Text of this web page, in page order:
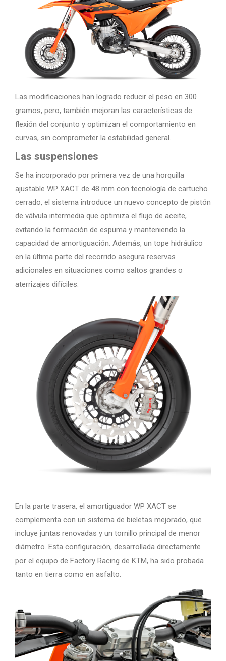
Las modificaciones han logrado reducir el peso en 300
gramos, pero, también mejoran las características de
flexión del conjunto y optimizan el comportamiento en
curvas, sin comprometer la estabilidad general.
Las suspensiones
Se ha incorporado por primera vez de una horquilla
ajustable WP XACT de 48 mm con tecnología de cartucho
cerrado, el sistema introduce un nuevo concepto de pistón
de válvula intermedia que optimiza el flujo de aceite,
evitando la formación de espuma y manteniendo la
capacidad de amortiguación. Además, un tope hidráulico
en la última parte del recorrido asegura reservas
adicionales en situaciones como saltos grandes o
aterrizajes difíciles.
En la parte trasera, el amortiguador WP XACT se
complementa con un sistema de bieletas mejorado, que
incluye juntas renovadas y un tornillo principal de menor
diámetro. Esta configuración, desarrollada directamente
por el equipo de Factory Racing de KTM, ha sido probada
tanto en tierra como en asfalto.